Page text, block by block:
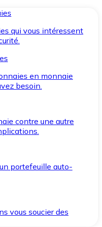
qui vous intéressent
en monnaie
besoin.
contre une autre
portefeuille auto-
vous soucier des